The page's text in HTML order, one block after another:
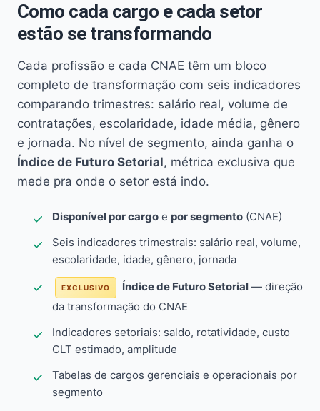
Como cada cargo e cada setor
estão se transformando
Cada profissão e cada CNAE têm um bloco
completo de transformação com seis indicadores
comparando trimestres: salário real, volume de
contratações, escolaridade, idade média, gênero
e jornada. No nível de segmento, ainda ganha o
Índice de Futuro Setorial, métrica exclusiva que
mede pra onde o setor está indo.
Disponível por cargo e por segmento (CNAE)
Seis indicadores trimestrais: salário real, volume,
escolaridade, idade, gênero, jornada
EXCLUSIVO Índice de Futuro Setorial — direção
da transformação do CNAE
Indicadores setoriais: saldo, rotatividade, custo
CLT estimado, amplitude
Tabelas de cargos gerenciais e operacionais por
segmento